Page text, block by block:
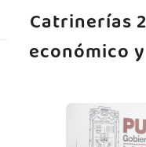
Catrinerías
económico